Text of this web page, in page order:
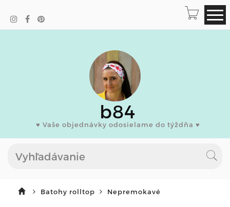
b84
♥ Vaše objednávky odosielame do týždňa ♥
Batohy rolltop Nepremokavé